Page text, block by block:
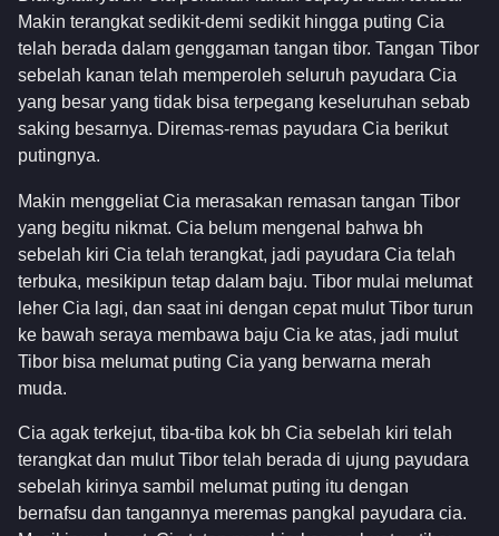
Makin terangkat sedikit-demi sedikit hingga puting Cia
telah berada dalam genggaman tangan tibor. Tangan Tibor
sebelah kanan telah memperoleh seluruh payudara Cia
yang besar yang tidak bisa terpegang keseluruhan sebab
saking besarnya. Diremas-remas payudara Cia berikut
putingnya.
Makin menggeliat Cia merasakan remasan tangan Tibor
yang begitu nikmat. Cia belum mengenal bahwa bh
sebelah kiri Cia telah terangkat, jadi payudara Cia telah
terbuka, mesikipun tetap dalam baju. Tibor mulai melumat
leher Cia lagi, dan saat ini dengan cepat mulut Tibor turun
ke bawah seraya membawa baju Cia ke atas, jadi mulut
Tibor bisa melumat puting Cia yang berwarna merah
muda.
Cia agak terkejut, tiba-tiba kok bh Cia sebelah kiri telah
terangkat dan mulut Tibor telah berada di ujung payudara
sebelah kirinya sambil melumat puting itu dengan
bernafsu dan tangannya meremas pangkal payudara cia.